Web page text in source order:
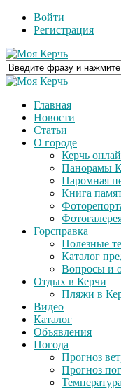
Войти
Регистрация
Главная
Новости
Статьи
О городе
Керчь
Панорамы
Паромная
Книга
Горсправка
Полезные
Каталог
Вопросы и
Отдых в Керчи
Пляжи в
Видео
Каталог
Объявления
Погода
Прогноз
Прогноз